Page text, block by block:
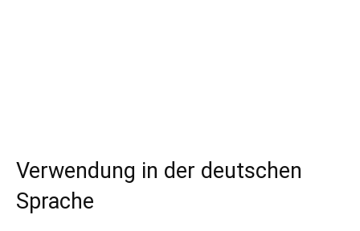
Verwendung in der deutschen
Sprache